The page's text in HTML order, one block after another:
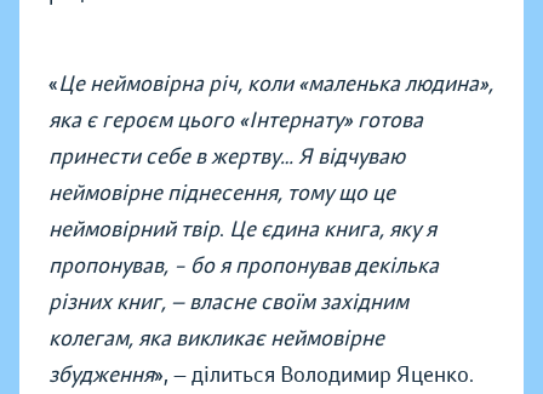
«Це неймовірна річ, коли «маленька людина»,
яка є героєм цього «Інтернату» готова
принести себе в жертву… Я відчуваю
неймовірне піднесення, тому що це
неймовірний твір. Це єдина книга, яку я
пропонував, – бо я пропонував декілька
різних книг, — власне своїм західним
колегам, яка викликає неймовірне
збудження», — ділиться Володимир Яценко.